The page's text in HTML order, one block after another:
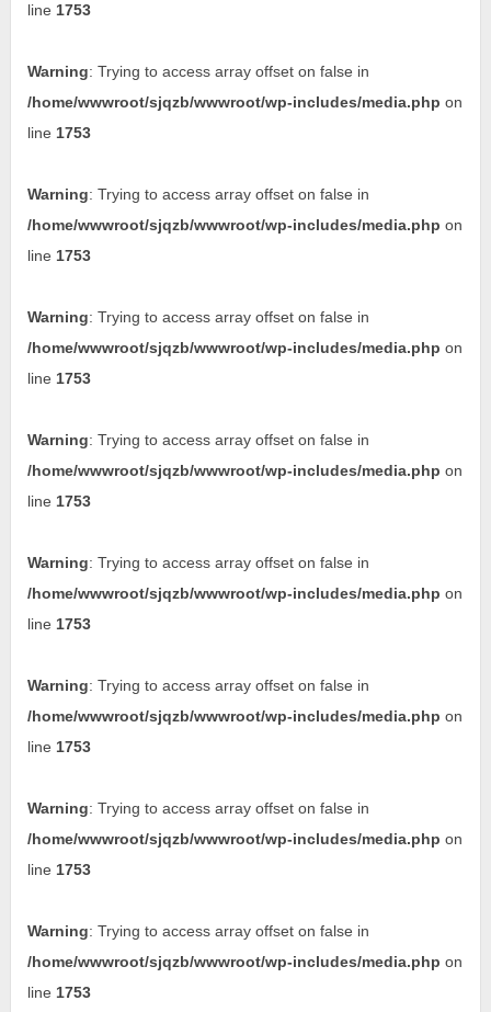
line 1753
Warning: Trying to access array offset on false in
/home/wwwroot/sjqzb/wwwroot/wp-includes/media.php on
line 1753
Warning: Trying to access array offset on false in
/home/wwwroot/sjqzb/wwwroot/wp-includes/media.php on
line 1753
Warning: Trying to access array offset on false in
/home/wwwroot/sjqzb/wwwroot/wp-includes/media.php on
line 1753
Warning: Trying to access array offset on false in
/home/wwwroot/sjqzb/wwwroot/wp-includes/media.php on
line 1753
Warning: Trying to access array offset on false in
/home/wwwroot/sjqzb/wwwroot/wp-includes/media.php on
line 1753
Warning: Trying to access array offset on false in
/home/wwwroot/sjqzb/wwwroot/wp-includes/media.php on
line 1753
Warning: Trying to access array offset on false in
/home/wwwroot/sjqzb/wwwroot/wp-includes/media.php on
line 1753
Warning: Trying to access array offset on false in
/home/wwwroot/sjqzb/wwwroot/wp-includes/media.php on
line 1753